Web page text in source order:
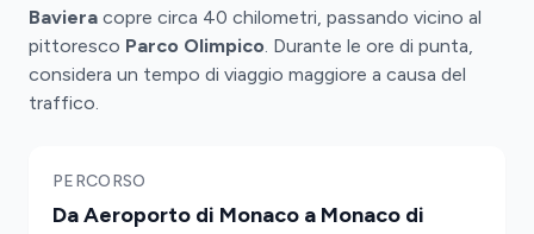
Baviera copre circa 40 chilometri, passando vicino al
pittoresco Parco Olimpico. Durante le ore di punta,
considera un tempo di viaggio maggiore a causa del
traffico.
PERCORSO
Da Aeroporto di Monaco a Monaco di